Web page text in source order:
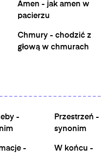
Amen - jak amen w
pacierzu
Chmury - chodzić z
głową w chmurach
-
-
Przestrzeń -
synonim
W końcu -